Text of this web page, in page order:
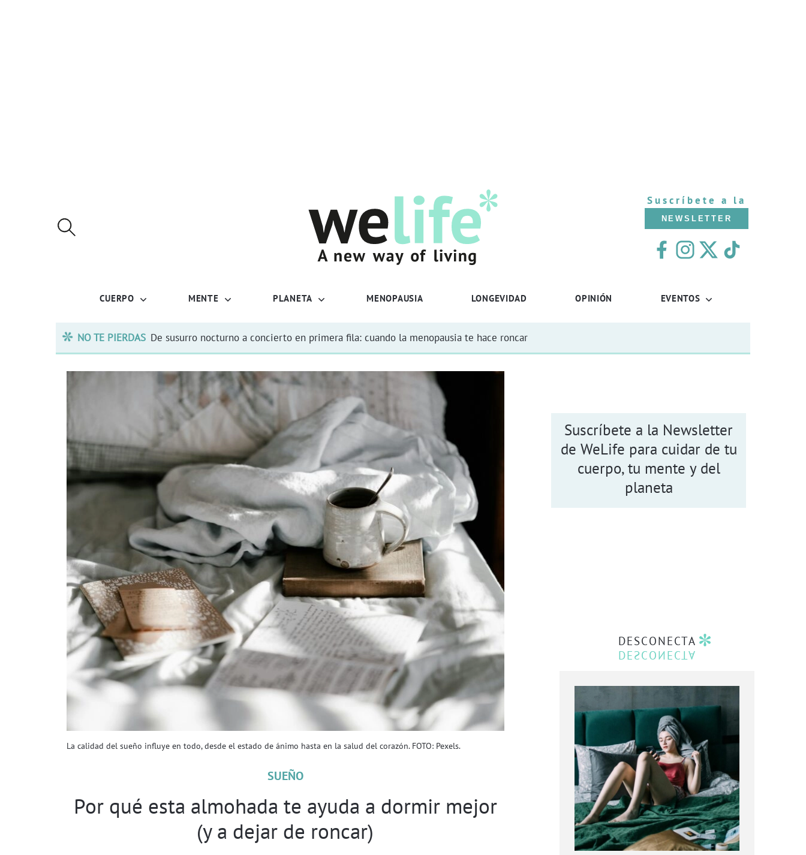
Suscríbete a la
NEWSLETTER
CUERPO MENTE PLANETA MENOPAUSIA LONGEVIDAD OPINIÓN EVENTOS
NO TE PIERDAS De susurro nocturno a concierto en primera fila: cuando la menopausia te hace roncar
La calidad del sueño influye en todo, desde el estado de ánimo hasta en la salud del corazón. FOTO: Pexels.
SUEÑO
Por qué esta almohada te ayuda a dormir mejor
(y a dejar de roncar)
Suscríbete a la Newsletter
de WeLife para cuidar de tu
cuerpo, tu mente y del
planeta
DESCONECTA